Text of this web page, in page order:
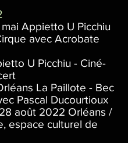
Appietto U Picchiu
avec Acrobate
U Picchiu - Ciné-
La Paillote - Bec
Pascal Ducourtioux
août 2022 Orléans /
espace culturel de